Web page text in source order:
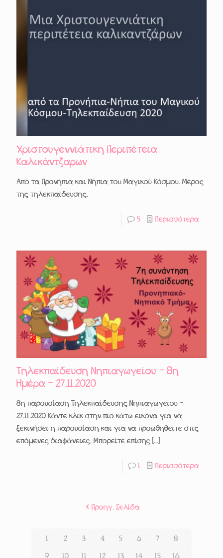
Χριστουγεννιάτικη Περιπέτεια
Καλικάντζαρων
Από τα Προνήπια και Νήπια του Μαγικού Κόσμου. Μέρος
της τηλεκπαίδευσης.
5 Περισσότερα
Τηλεκπαίδευση Νηπιαγωγείου – 8η
Ημέρα – 27.11.2020
8η παρουσίαση Τηλεκπαίδευσης Νηπιαγωγείου –
27.11.2020 Κάντε κλικ στην πιο κάτω εικόνα για να
ξεκινήσει η παρουσίαση και για να προωθηθείτε στις
επόμενες διαφάνειες. Μπορείτε επίσης […]
1 Περισσότερα
Προηγ. Σελίδα
1 2 3 4 5 6 7 8
9 10 11 12 13 14 15 16